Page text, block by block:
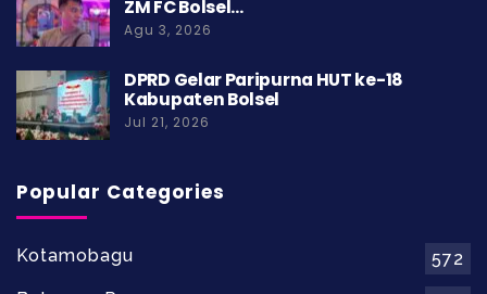
ZM FC Bolsel…
Agu 3, 2026
DPRD Gelar Paripurna HUT ke-18
Kabupaten Bolsel
Jul 21, 2026
Popular Categories
Kotamobagu
572